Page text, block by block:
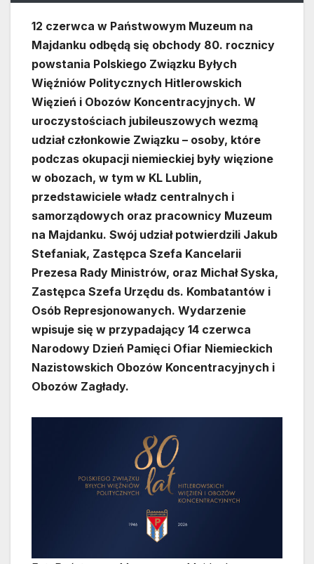
12 czerwca w Państwowym Muzeum na
Majdanku odbędą się obchody 80. rocznicy
powstania Polskiego Związku Byłych
Więźniów Politycznych Hitlerowskich
Więzień i Obozów Koncentracyjnych. W
uroczystościach jubileuszowych wezmą
udział członkowie Związku – osoby, które
podczas okupacji niemieckiej były więzione
w obozach, w tym w KL Lublin,
przedstawiciele władz centralnych i
samorządowych oraz pracownicy Muzeum
na Majdanku. Swój udział potwierdzili Jakub
Stefaniak, Zastępca Szefa Kancelarii
Prezesa Rady Ministrów, oraz Michał Syska,
Zastępca Szefa Urzędu ds. Kombatantów i
Osób Represjonowanych. Wydarzenie
wpisuje się w przypadający 14 czerwca
Narodowy Dzień Pamięci Ofiar Niemieckich
Nazistowskich Obozów Koncentracyjnych i
Obozów Zagłady.